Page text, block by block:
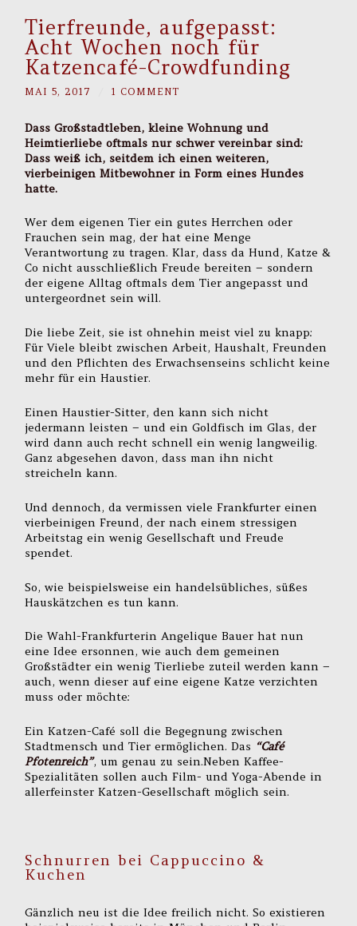
Tierfreunde, aufgepasst:
Acht Wochen noch für
Katzencafé-Crowdfunding
MAI 5, 2017 1 COMMENT
Dass Großstadtleben, kleine Wohnung und
Heimtierliebe oftmals nur schwer vereinbar sind:
Dass weiß ich, seitdem ich einen weiteren,
vierbeinigen Mitbewohner in Form eines Hundes
hatte.
Wer dem eigenen Tier ein gutes Herrchen oder
Frauchen sein mag, der hat eine Menge
Verantwortung zu tragen. Klar, dass da Hund, Katze &
Co nicht ausschließlich Freude bereiten – sondern
der eigene Alltag oftmals dem Tier angepasst und
untergeordnet sein will.
Die liebe Zeit, sie ist ohnehin meist viel zu knapp:
Für Viele bleibt zwischen Arbeit, Haushalt, Freunden
und den Pflichten des Erwachsenseins schlicht keine
mehr für ein Haustier.
Einen Haustier-Sitter, den kann sich nicht
jedermann leisten – und ein Goldfisch im Glas, der
wird dann auch recht schnell ein wenig langweilig.
Ganz abgesehen davon, dass man ihn nicht
streicheln kann.
Und dennoch, da vermissen viele Frankfurter einen
vierbeinigen Freund, der nach einem stressigen
Arbeitstag ein wenig Gesellschaft und Freude
spendet.
So, wie beispielsweise ein handelsübliches, süßes
Hauskätzchen es tun kann.
Die Wahl-Frankfurterin Angelique Bauer hat nun
eine Idee ersonnen, wie auch dem gemeinen
Großstädter ein wenig Tierliebe zuteil werden kann –
auch, wenn dieser auf eine eigene Katze verzichten
muss oder möchte:
Ein Katzen-Café soll die Begegnung zwischen
Stadtmensch und Tier ermöglichen. Das “Café
Pfotenreich”, um genau zu sein.Neben Kaffee-
Spezialitäten sollen auch Film- und Yoga-Abende in
allerfeinster Katzen-Gesellschaft möglich sein.
Schnurren bei Cappuccino &
Kuchen
Gänzlich neu ist die Idee freilich nicht. So existieren